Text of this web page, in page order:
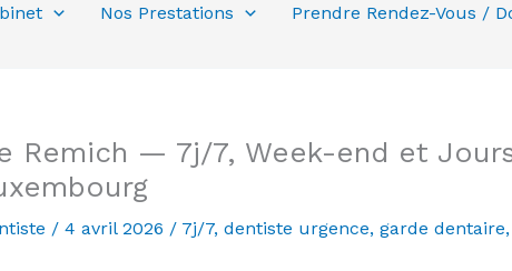
Nos Prestations Prendre Rendez-Vous /
Remich — 7j/7, Week-end et
/ 4 avril 2026 / 7j/7, dentiste urgence, garde dentaire,